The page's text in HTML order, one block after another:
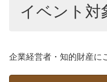
イベント対
企業経営者・知的財産に